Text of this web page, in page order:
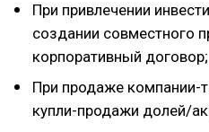
При привлечении
создании совместного
корпоративный договор;
При продаже компании-
купли-продажи долей/